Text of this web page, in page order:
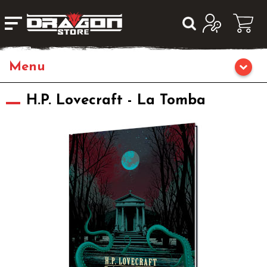
Home
Giochi di Ruolo
Giochi di Carte Collezionabili
H.P. Lovecraft - La Tomba